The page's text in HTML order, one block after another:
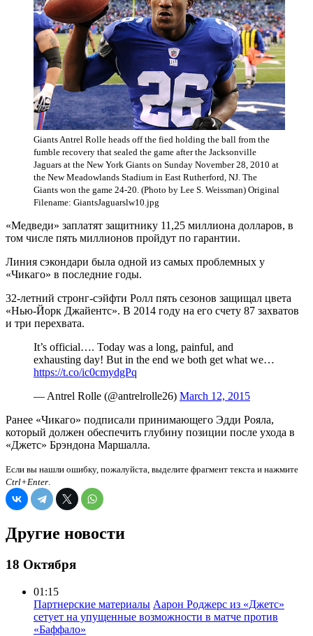
Giants Antrel Rolle heads off the fied holding the ball from the
fumble recovery that sealed the game after the Jacksonville
Jaguars at the New York Giants on Sunday November 28, 2010 at
the New Meadowlands Stadium in East Rutherford, NJ. The
Giants won the game 24-20. (Photo by Lee S. Weissman) Original
Filename: GiantsJaguarslw10.jpg
«Медведи» заплатят защитнику 11,25 миллиона долларов, в
том числе пять миллионов пройдут по гарантии.
Линия сэкондари была одной из самых проблемных у
«Чикаго» в последние годы.
32-летний стронг-сэйфти Ролл пять сезонов защищал цвета
«Нью-Йорк Джайентс». В 2014 году на его счету 87 захватов
и три перехвата.
It’s official…. Today was a long, painful, and
exhausting day! But in the end we both get what we…
https://t.co/ic0cmydgPq
— Antrel Rolle (@antrelrolle26) March 12, 2015
Ранее «Чикаго» подписали принимающего Эдди Рояла,
который должен обеспечить глубину позиции после ухода в
«Джетс» Брэндона Маршалла.
Если вы нашли ошибку, пожалуйста, выделите фрагмент текста и нажмите
Ctrl+Enter.
Другие новости
18 Октября
01:15
Партнерские материалы Аарон Роджерс из «Джетс»
сетует на упущенные возможности в матче против
«Баффало»